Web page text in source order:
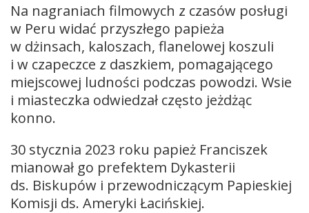
Na nagraniach filmowych z czasów posługi
w Peru widać przyszłego papieża
w dżinsach, kaloszach, flanelowej koszuli
i w czapeczce z daszkiem, pomagającego
miejscowej ludności podczas powodzi. Wsie
i miasteczka odwiedzał często jeżdżąc
konno.
30 stycznia 2023 roku papież Franciszek
mianował go prefektem Dykasterii
ds. Biskupów i przewodniczącym Papieskiej
Komisji ds. Ameryki Łacińskiej.